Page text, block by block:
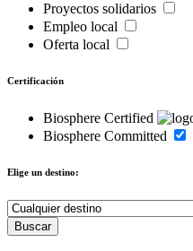
Proyectos solidarios
Empleo local
Oferta local
Certificación
Biosphere Certified
Biosphere Committed
Elige un destino: